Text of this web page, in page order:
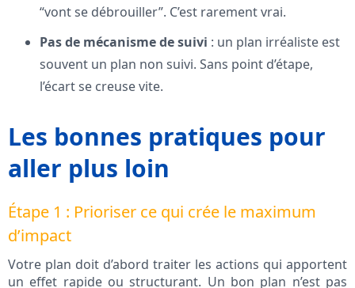
“vont se débrouiller”. C’est rarement vrai.
Pas de mécanisme de suivi : un plan irréaliste est
souvent un plan non suivi. Sans point d’étape,
l’écart se creuse vite.
Les bonnes pratiques pour
aller plus loin
Étape 1 : Prioriser ce qui crée le maximum
d’impact
Votre plan doit d’abord traiter les actions qui apportent
un effet rapide ou structurant. Un bon plan n’est pas